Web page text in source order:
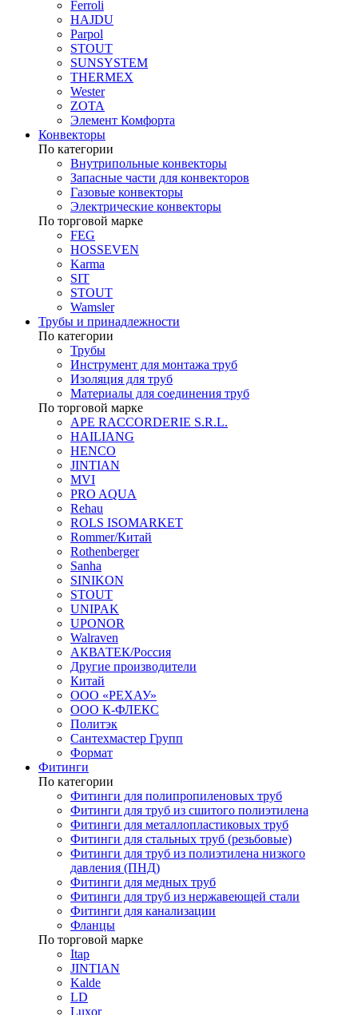
Ferroli
HAJDU
Parpol
STOUT
SUNSYSTEM
THERMEX
Wester
ZOTA
Элемент Комфорта
Конвекторы
По категории
Внутрипольные конвекторы
Запасные части для конвекторов
Газовые конвекторы
Электрические конвекторы
По торговой марке
FEG
HOSSEVEN
Karma
SIT
STOUT
Wamsler
Трубы и принадлежности
По категории
Трубы
Инструмент для монтажа труб
Изоляция для труб
Материалы для соединения труб
По торговой марке
APE RACCORDERIE S.R.L.
HAILIANG
HENCO
JINTIAN
MVI
PRO AQUA
Rehau
ROLS ISOMARKET
Rommer/Китай
Rothenberger
Sanha
SINIKON
STOUT
UNIPAK
UPONOR
Walraven
АКВАТЕК/Россия
Другие производители
Китай
ООО «РЕХАУ»
ООО К-ФЛЕКС
Политэк
Сантехмастер Групп
Формат
Фитинги
По категории
Фитинги для полипропиленовых труб
Фитинги для труб из сшитого полиэтилена
Фитинги для металлопластиковых труб
Фитинги для стальных труб (резьбовые)
Фитинги для труб из полиэтилена низкого
давления (ПНД)
Фитинги для медных труб
Фитинги для труб из нержавеющей стали
Фитинги для канализации
Фланцы
По торговой марке
Itap
JINTIAN
Kalde
LD
Luxor